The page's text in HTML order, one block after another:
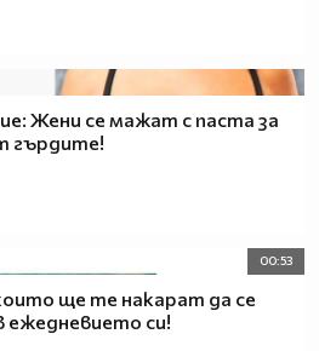
Жени се мажат с паста за
гърдите!
00:53
ще те накарат да се
ежедневието си!